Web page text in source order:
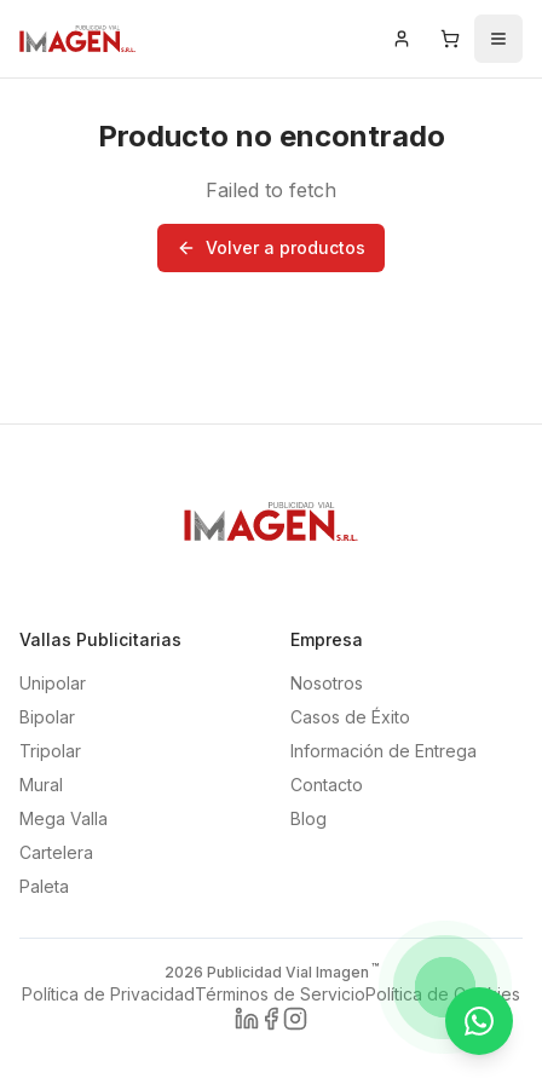
Iniciar Sesión
Carrito
Producto no encontrado
Failed to fetch
Volver a productos
Vallas Publicitarias
Unipolar
Bipolar
Tripolar
Mural
Mega Valla
Cartelera
Paleta
Empresa
Nosotros
Casos de Éxito
Información de Entrega
Contacto
Blog
2026 Publicidad Vial Imagen ™
Política de PrivacidadTérminos de ServicioPolítica de Cookies